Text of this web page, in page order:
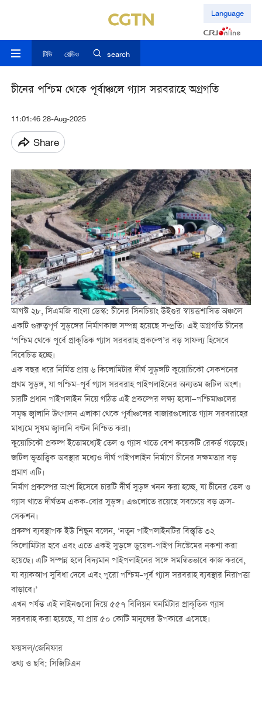
Language
টিভি রেডিও search
চীনের পশ্চিম থেকে পূর্বাঞ্চলে গ্যাস সরবরাহে অগ্রগতি
11:01:46 28-Aug-2025
Share
আগস্ট ২৮, সিএমজি বাংলা ডেস্ক: চীনের সিনচিয়াং উইগুর স্বায়ত্তশাসিত অঞ্চলে
একটি গুরুত্বপূর্ণ সুড়ঙ্গের নির্মাণকাজ সম্পন্ন হয়েছে সম্প্রতি। এই অগ্রগতি চীনের
‘পশ্চিম থেকে পূর্বে প্রাকৃতিক গ্যাস সরবরাহ প্রকল্পে’র বড় সাফল্য হিসেবে
বিবেচিত হচ্ছে।
এক বছর ধরে নির্মিত প্রায় ৬ কিলোমিটার দীর্ঘ সুড়ঙ্গটি কুয়োচিকৌ সেকশনের
প্রথম সুড়ঙ্গ, যা পশ্চিম–পূর্ব গ্যাস সরবরাহ পাইপলাইনের অন্যতম জটিল অংশ।
চারটি প্রধান পাইপলাইন নিয়ে গঠিত এই প্রকল্পের লক্ষ্য হলো—পশ্চিমাঞ্চলের
সমৃদ্ধ জ্বালানি উৎপাদন এলাকা থেকে পূর্বাঞ্চলের বাজারগুলোতে গ্যাস সরবরাহের
মাধ্যমে সুষম জ্বালানি বণ্টন নিশ্চিত করা।
কুয়োচিকৌ প্রকল্প ইতোমধ্যেই তেল ও গ্যাস খাতে বেশ কয়েকটি রেকর্ড গড়েছে।
জটিল ভূতাত্ত্বিক অবস্থার মধ্যেও দীর্ঘ পাইপলাইন নির্মাণে চীনের সক্ষমতার বড়
প্রমাণ এটি।
নির্মাণ প্রকল্পের অংশ হিসেবে চারটি দীর্ঘ সুড়ঙ্গ খনন করা হচ্ছে, যা চীনের তেল ও
গ্যাস খাতে দীর্ঘতম একক-বোর সুড়ঙ্গ। এগুলোতে রয়েছে সবচেয়ে বড় ক্রস-
সেকশন।
প্রকল্প ব্যবস্থাপক ইউ শিছুন বলেন, ‘নতুন পাইপলাইনটির বিস্তৃতি ৩২
কিলোমিটার হবে এবং এতে একই সুড়ঙ্গে ডুয়েল-পাইপ সিস্টেমের নকশা করা
হয়েছে। এটি সম্পন্ন হলে বিদ্যমান পাইপলাইনের সঙ্গে সমন্বিতভাবে কাজ করবে,
যা ব্যাকআপ সুবিধা দেবে এবং পুরো পশ্চিম–পূর্ব গ্যাস সরবরাহ ব্যবস্থার নিরাপত্তা
বাড়াবে।’
এখন পর্যন্ত এই লাইনগুলো দিয়ে ৫৫৭ বিলিয়ন ঘনমিটার প্রাকৃতিক গ্যাস
সরবরাহ করা হয়েছে, যা প্রায় ৫০ কোটি মানুষের উপকারে এসেছে।
ফয়সল/জেনিফার
তথ্য ও ছবি: সিজিটিএন